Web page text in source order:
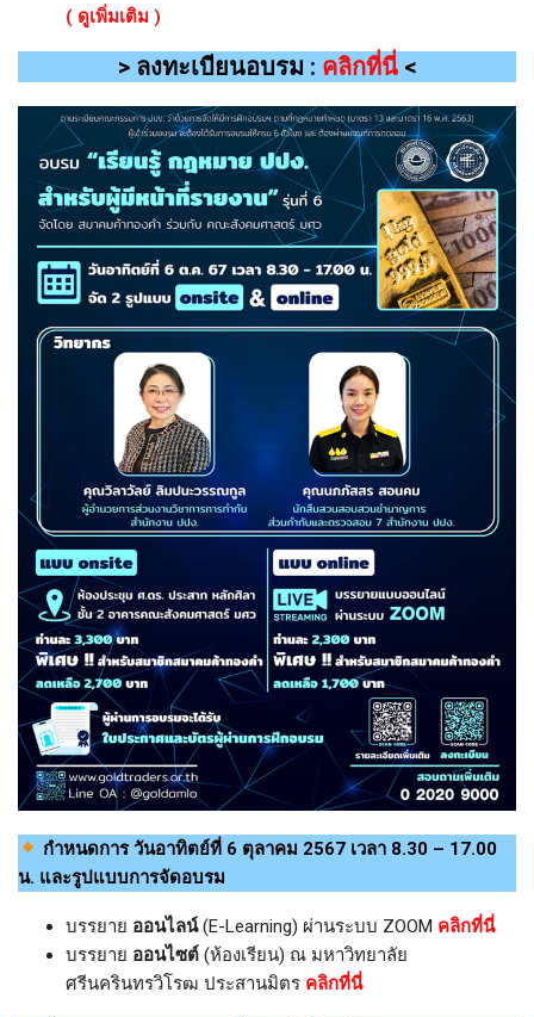
( ดูเพิ่มเติม )
> ลงทะเบียนอบรม : คลิกที่นี่<
กำหนดการ วันอาทิตย์ที่ 6 ตุลาคม 2567 เวลา 8.30 – 17.00
น. และรูปแบบการจัดอบรม
บรรยาย ออนไลน์(E-Learning) ผ่านระบบ ZOOM คลิกที่นี่
บรรยาย ออนไซต์ (ห้องเรียน) ณ มหาวิทยาลัย
ศรีนครินทรวิโรฒ ประสานมิตร คลิกที่นี่